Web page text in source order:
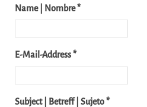
Name | Nombre *
E-Mail-Address *
Subject | Betreff | Sujeto *